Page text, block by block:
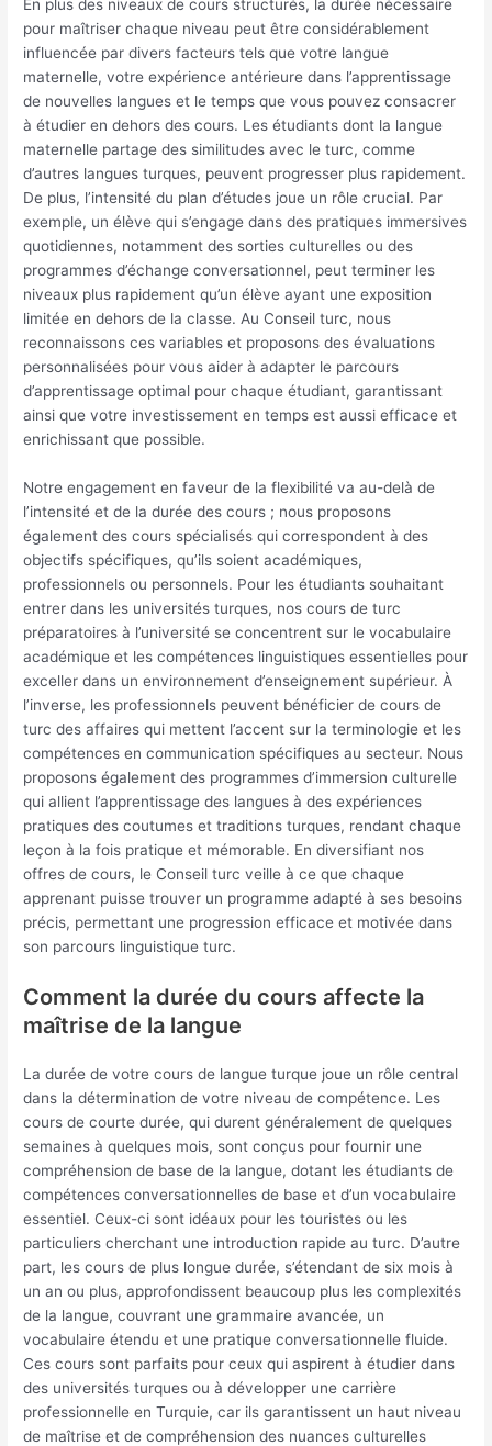
En plus des niveaux de cours structurés, la durée nécessaire
pour maîtriser chaque niveau peut être considérablement
influencée par divers facteurs tels que votre langue
maternelle, votre expérience antérieure dans l’apprentissage
de nouvelles langues et le temps que vous pouvez consacrer
à étudier en dehors des cours. Les étudiants dont la langue
maternelle partage des similitudes avec le turc, comme
d’autres langues turques, peuvent progresser plus rapidement.
De plus, l’intensité du plan d’études joue un rôle crucial. Par
exemple, un élève qui s’engage dans des pratiques immersives
quotidiennes, notamment des sorties culturelles ou des
programmes d’échange conversationnel, peut terminer les
niveaux plus rapidement qu’un élève ayant une exposition
limitée en dehors de la classe. Au Conseil turc, nous
reconnaissons ces variables et proposons des évaluations
personnalisées pour vous aider à adapter le parcours
d’apprentissage optimal pour chaque étudiant, garantissant
ainsi que votre investissement en temps est aussi efficace et
enrichissant que possible.
Notre engagement en faveur de la flexibilité va au-delà de
l’intensité et de la durée des cours ; nous proposons
également des cours spécialisés qui correspondent à des
objectifs spécifiques, qu’ils soient académiques,
professionnels ou personnels. Pour les étudiants souhaitant
entrer dans les universités turques, nos cours de turc
préparatoires à l’université se concentrent sur le vocabulaire
académique et les compétences linguistiques essentielles pour
exceller dans un environnement d’enseignement supérieur. À
l’inverse, les professionnels peuvent bénéficier de cours de
turc des affaires qui mettent l’accent sur la terminologie et les
compétences en communication spécifiques au secteur. Nous
proposons également des programmes d’immersion culturelle
qui allient l’apprentissage des langues à des expériences
pratiques des coutumes et traditions turques, rendant chaque
leçon à la fois pratique et mémorable. En diversifiant nos
offres de cours, le Conseil turc veille à ce que chaque
apprenant puisse trouver un programme adapté à ses besoins
précis, permettant une progression efficace et motivée dans
son parcours linguistique turc.
Comment la durée du cours affecte la
maîtrise de la langue
La durée de votre cours de langue turque joue un rôle central
dans la détermination de votre niveau de compétence. Les
cours de courte durée, qui durent généralement de quelques
semaines à quelques mois, sont conçus pour fournir une
compréhension de base de la langue, dotant les étudiants de
compétences conversationnelles de base et d’un vocabulaire
essentiel. Ceux-ci sont idéaux pour les touristes ou les
particuliers cherchant une introduction rapide au turc. D’autre
part, les cours de plus longue durée, s’étendant de six mois à
un an ou plus, approfondissent beaucoup plus les complexités
de la langue, couvrant une grammaire avancée, un
vocabulaire étendu et une pratique conversationnelle fluide.
Ces cours sont parfaits pour ceux qui aspirent à étudier dans
des universités turques ou à développer une carrière
professionnelle en Turquie, car ils garantissent un haut niveau
de maîtrise et de compréhension des nuances culturelles